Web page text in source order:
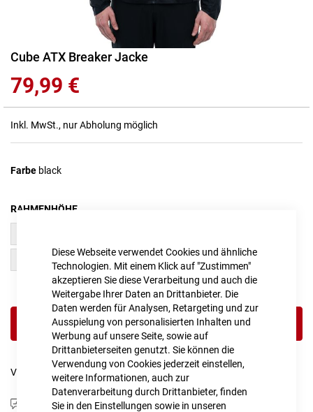
Diese Webseite verwendet Cookies und ähnliche
Technologien. Mit einem Klick auf "Zustimmen"
akzeptieren Sie diese Verarbeitung und auch die
Weitergabe Ihrer Daten an Drittanbieter. Die
Daten werden für Analysen, Retargeting und zur
Ausspielung von personalisierten Inhalten und
Werbung auf unsere Seite, sowie auf
Drittanbieterseiten genutzt. Sie können die
Verwendung von Cookies jederzeit einstellen,
weitere Informationen, auch zur
Datenverarbeitung durch Drittanbieter, finden
Sie in den Einstellungen sowie in unseren
Zum
der
Bildgalerie
springen
Cube ATX Breaker Jacke
79,99 €
Inkl. MwSt., nur Abholung möglich
Farbe black
RAHMENHÖHE
XXL
IN DEN WARENKORB
Vergleichsliste: hinzufügen ansehen
Produktanfrage stellen